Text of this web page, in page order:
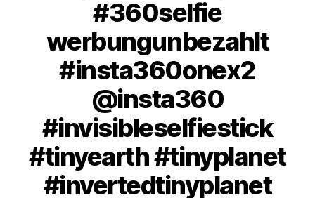
#360selfie
werbungunbezahlt
#insta360onex2
@insta360
#invisibleselfiestick
#tinyearth #tinyplanet
#invertedtinyplanet